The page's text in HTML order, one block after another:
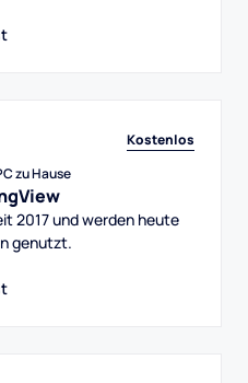
Kostenlos
zu Hause
2017 und werden heute
genutzt.